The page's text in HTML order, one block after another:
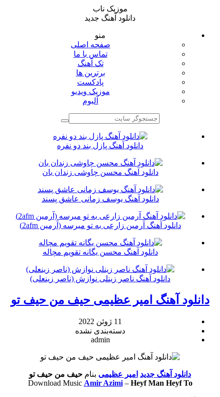
موزیک ناب
دانلود آهنگ جدید
منو
صفحه اصلی
تماس با ما
تک آهنگ
برترین ها
پادکست
موزیک ویدیو
آلبوم
دانلود آهنگ پازل بند دو نفره
دانلود آهنگ محسن چاوشی زندان بان
دانلود آهنگ یوسف زمانی عاشق پسند
دانلود آهنگ آرمین زارعی به تو میرسه (آرمین 2afm)
دانلود آهنگ محسن یگانه تقویم مچاله
دانلود آهنگ ناصر زینلی نوازش (ناصر زینعلی)
دانلود آهنگ امیر عظیمی حیف من حیف تو
11 ژوئن 2022
دسته‌بندی نشده
admin
دانلود آهنگ جدید امیر عظیمی بنام حیف من حیف تو
Download Music Amir Azimi– Heyf Man Heyf To